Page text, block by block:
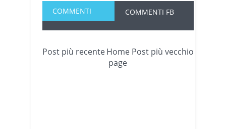
COMMENTI COMMENTI FB
Post più recente Post più vecchio
Home
page